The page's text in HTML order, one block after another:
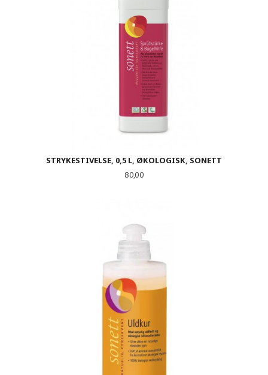
STRYKESTIVELSE, 0,5 L, ØKOLOGISK, SONETT
Pris
80,00